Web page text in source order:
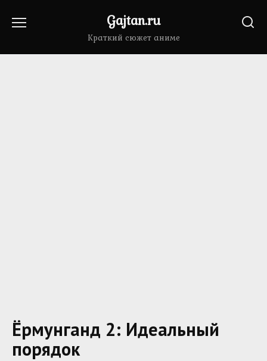
Gajtan.ru
Краткий сюжет аниме
Ёрмунганд 2: Идеальный
порядок